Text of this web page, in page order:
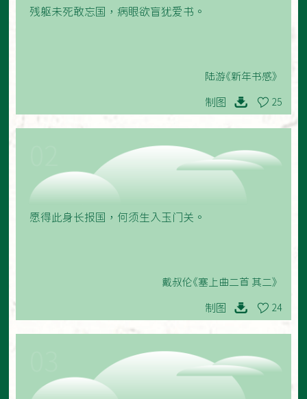
残躯未死敢忘国，病眼欲盲犹爱书。
陆游《新年书感》
制图 25
愿得此身长报国，何须生入玉门关。
戴叔伦《塞上曲二首 其二》
制图 24